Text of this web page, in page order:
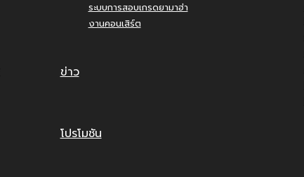
ระบบการสอบเกรดยามาฮ่า
งานคอนเสิร์ต
ข่าว
โปรโมชัน